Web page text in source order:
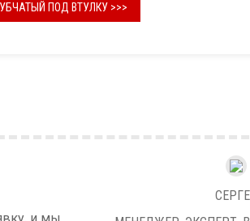
ПОД ВТУЛКУ >>>